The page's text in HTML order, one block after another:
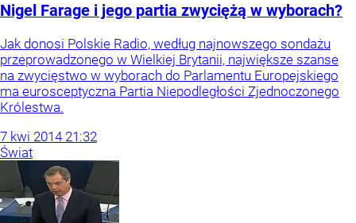
Nigel Farage i jego partia zwyciężą w wyborach?
Jak donosi Polskie Radio, według najnowszego sondażu
przeprowadzonego w Wielkiej Brytanii, największe szanse
na zwycięstwo w wyborach do Parlamentu Europejskiego
ma eurosceptyczna Partia Niepodległości Zjednoczonego
Królestwa.
7 kwi 2014 21:32
Świat